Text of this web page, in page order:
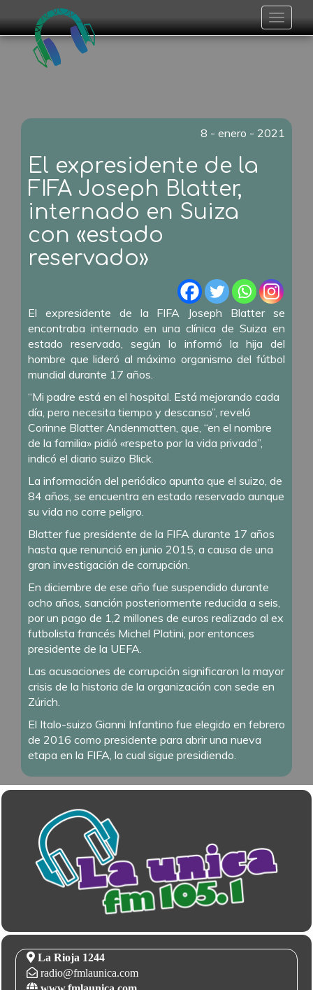
Toggle
8 - enero - 2021
El expresidente de la
FIFA Joseph Blatter,
internado en Suiza
con «estado
reservado»
El expresidente de la FIFA Joseph Blatter se
encontraba internado en una clínica de Suiza en
estado reservado, según lo informó la hija del
hombre que lideró al máximo organismo del fútbol
mundial durante 17 años.
“Mi padre está en el hospital. Está mejorando cada
día, pero necesita tiempo y descanso”, reveló
Corinne Blatter Andenmatten, que, “en el nombre
de la familia» pidió «respeto por la vida privada”,
indicó el diario suizo Blick.
La información del periódico apunta que el suizo, de
84 años, se encuentra en estado reservado aunque
su vida no corre peligro.
Blatter fue presidente de la FIFA durante 17 años
hasta que renunció en junio 2015, a causa de una
gran investigación de corrupción.
En diciembre de ese año fue suspendido durante
ocho años, sanción posteriormente reducida a seis,
por un pago de 1,2 millones de euros realizado al ex
futbolista francés Michel Platini, por entonces
presidente de la UEFA.
Las acusaciones de corrupción significaron la mayor
crisis de la historia de la organización con sede en
Zúrich.
El Italo-suizo Gianni Infantino fue elegido en febrero
de 2016 como presidente para abrir una nueva
etapa en la FIFA, la cual sigue presidiendo.
La Rioja 1244
radio@fmlaunica.com